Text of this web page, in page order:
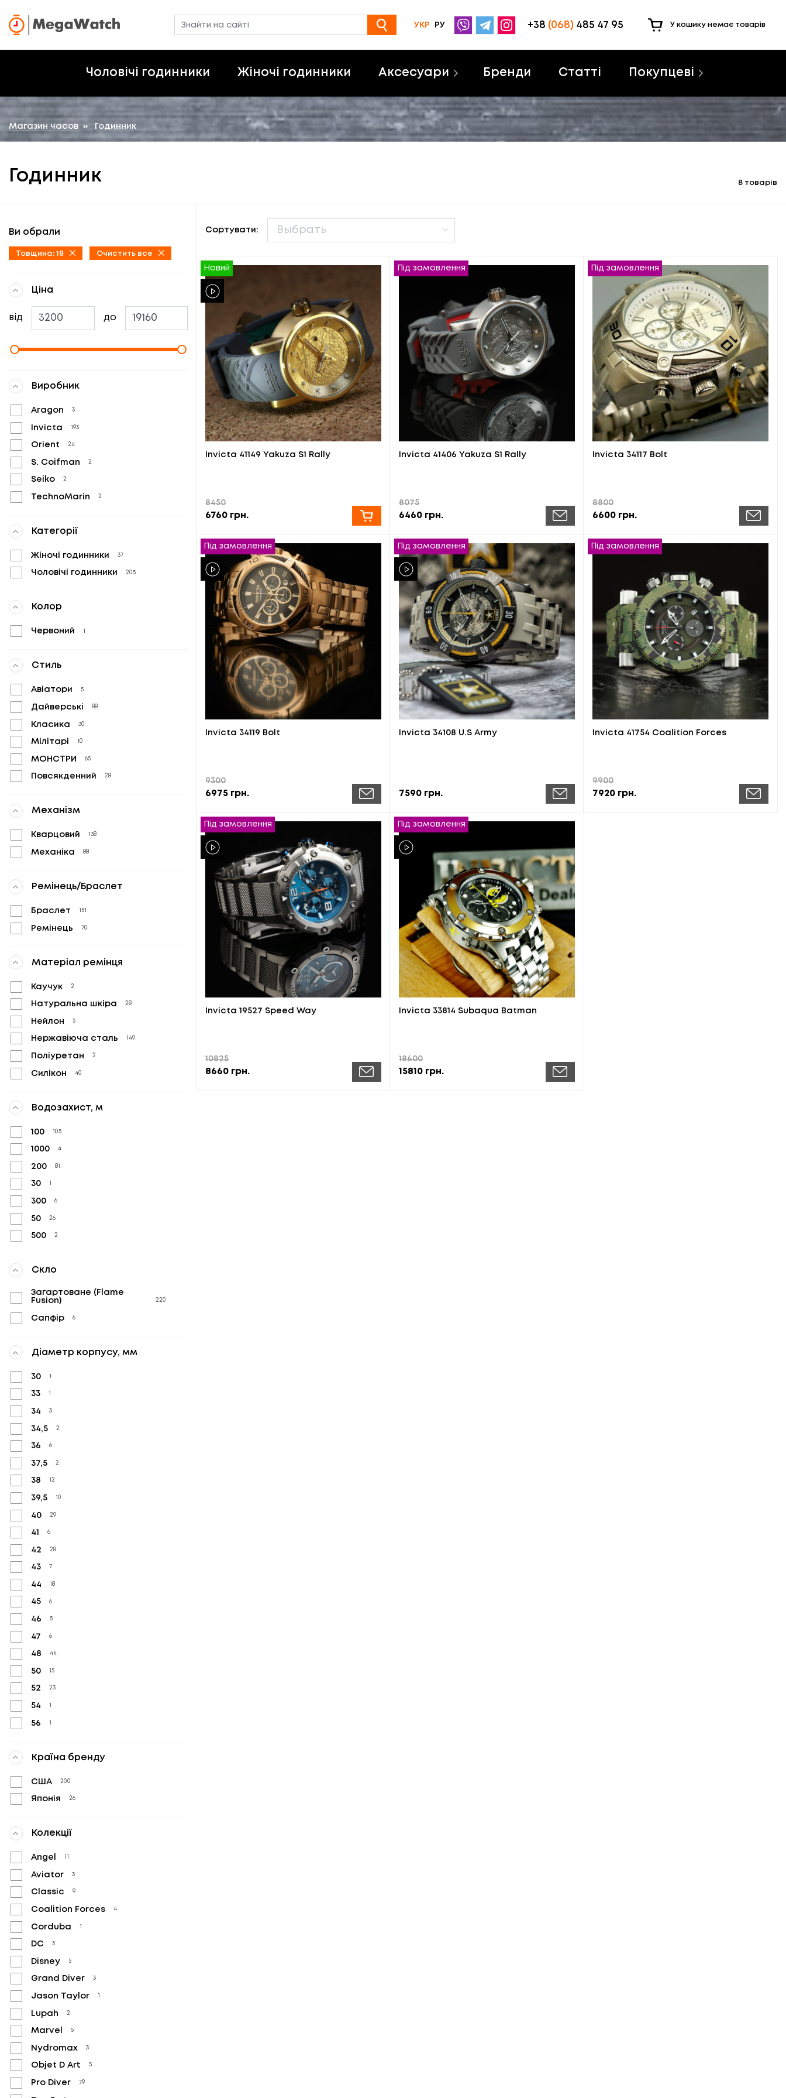
УКР РУ +38 (068) 485 47 95 У кошику немає товарів
Чоловічі годинники Жіночі годинники Аксесуари Бренди Статті Покупцеві
Магазин часов » Годинник
Годинник 8 товарів
Ви обрали
Товщина: 18 Очистить все
Ціна
від до
Виробник
Aragon 3
Invicta 193
Orient 24
S. Coifman 2
Seiko 2
TechnoMarin 2
Категорії
Жіночі годинники 37
Чоловічі годинники 205
Колор
Червоний 1
Стиль
Авіатори 5
Дайверські 88
Класика 30
Мілітарі 10
МОНСТРИ 65
Повсякденний 28
Механізм
Кварцовий 138
Механіка 88
Ремінець/Браслет
Браслет 151
Ремінець 70
Матеріал ремінця
Каучук 2
Натуральна шкіра 28
Нейлон 5
Нержавіюча сталь 149
Поліуретан 2
Силікон 40
Водозахист, м
100 105
1000 4
200 81
30
300 6
50 26
500 2
Скло
Загартоване (Flame
Fusion)
220
Сапфір 6
Діаметр корпусу, мм
30
33
34 3
34,5 2
36 6
37,5 2
38 12
39,5 10
40 29
41 6
42 28
43 7
44 18
45 6
46 5
47 6
48 44
50 15
52 23
54
56
Країна бренду
США 200
Японія 26
Колекції
Angel
Aviator 3
Classic 9
Coalition Forces 4
Corduba 1
DC 5
Disney 5
Grand Diver 3
Jason Taylor
Lupah 2
Marvel 5
Nydromax 3
Objet D Art 5
Pro Diver 79
Сортувати:
Новий
Invicta 41149 Yakuza S1 Rally
8450
6760 грн.
Під замовлення
Invicta 41406 Yakuza S1 Rally
8075
6460 грн.
Під замовлення
Invicta 34117 Bolt
8800
6600 грн.
Під замовлення
Invicta 34119 Bolt
9300
6975 грн.
Під замовлення
Invicta 34108 U.S Army
7590 грн.
Під замовлення
Invicta 41754 Coalition Forces
9900
7920 грн.
Під замовлення
Invicta 19527 Speed Way
10825
8660 грн.
Під замовлення
Invicta 33814 Subaqua Batman
18600
15810 грн.